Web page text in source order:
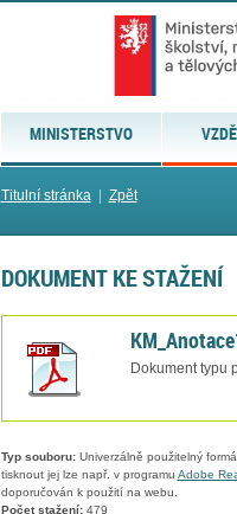
MINISTERSTVO
Titulní stránka| Zpět
DOKUMENT KE STAŽENÍ
Dokument typu
Typ souboru:Univerzálně použitelný
tisknout jej lze např. v programu Adobe
doporučován k použití na webu.
Počet stažení:479